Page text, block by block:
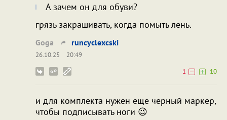
А зачем он для обуви?
грязь закрашивать, когда помыть лень.
Goga runcyclexcski
26.10.25
20:49
1
10
и для комплекта нужен еще черный маркер,
чтобы подписывать ноги 😉